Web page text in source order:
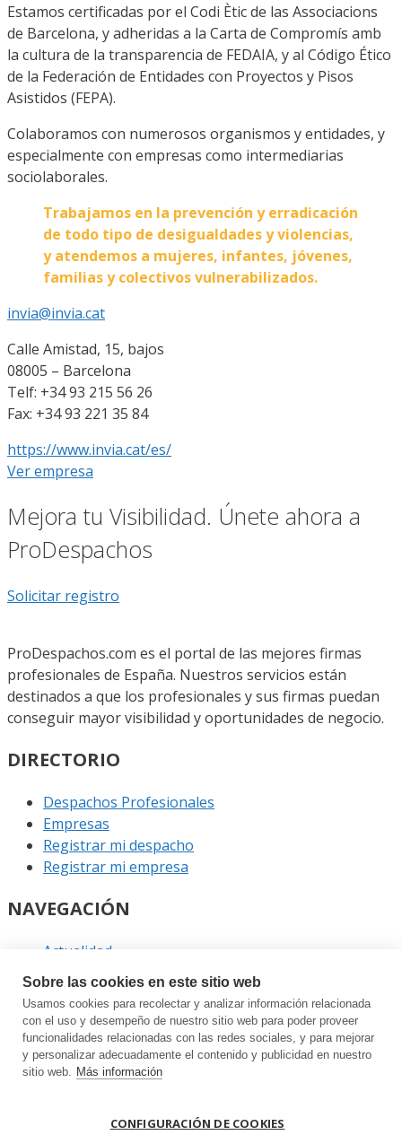
Estamos certificadas por el Codi Ètic de las Associacions
de Barcelona, y adheridas a la Carta de Compromís amb
la cultura de la transparencia de FEDAIA, y al Código Ético
de la Federación de Entidades con Proyectos y Pisos
Asistidos (FEPA).
Colaboramos con numerosos organismos y entidades, y
especialmente con empresas como intermediarias
sociolaborales.
Trabajamos en la prevención y erradicación
de todo tipo de desigualdades y violencias,
y atendemos a mujeres, infantes, jóvenes,
familias y colectivos vulnerabilizados.
invia@invia.cat
Calle Amistad, 15, bajos
08005 – Barcelona
Telf: +34 93 215 56 26
Fax: +34 93 221 35 84
https://www.invia.cat/es/
Ver empresa
Mejora tu Visibilidad. Únete ahora a
ProDespachos
Solicitar registro
ProDespachos.com es el portal de las mejores firmas
profesionales de España. Nuestros servicios están
destinados a que los profesionales y sus firmas puedan
conseguir mayor visibilidad y oportunidades de negocio.
DIRECTORIO
Despachos Profesionales
Empresas
Registrar mi despacho
Registrar mi empresa
NAVEGACIÓN
Actualidad
Podcast
Entrevistas
Eventos
ENLACES
Política de privacidad
Sobre las cookies en este sitio web
Usamos cookies para recolectar y analizar información relacionada
con el uso y desempeño de nuestro sitio web para poder proveer
funcionalidades relacionadas con las redes sociales, y para mejorar
y personalizar adecuadamente el contenido y publicidad en nuestro
sitio web. Más información
CONFIGURACIÓN DE COOKIES